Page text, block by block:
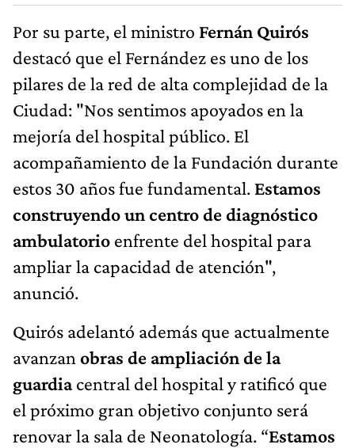
Por su parte, el ministro Fernán Quirós
destacó que el Fernández es uno de los
pilares de la red de alta complejidad de la
Ciudad: "Nos sentimos apoyados en la
mejoría del hospital público. El
acompañamiento de la Fundación durante
estos 30 años fue fundamental. Estamos
construyendo un centro de diagnóstico
ambulatorio enfrente del hospital para
ampliar la capacidad de atención",
anunció.
Quirós adelantó además que actualmente
avanzan obras de ampliación de la
guardiacentral del hospital y ratificó que
el próximo gran objetivo conjunto será
renovar la sala de Neonatología. “Estamos